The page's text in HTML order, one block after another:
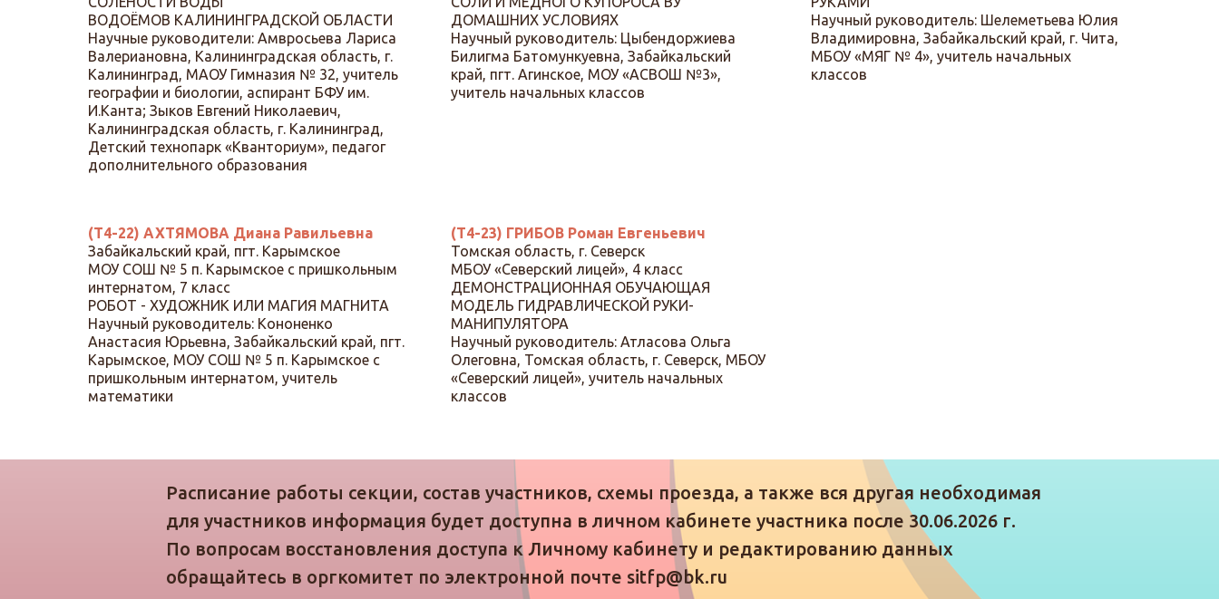
ВОДОЁМОВ КАЛИНИНГРАДСКОЙ ОБЛАСТИ
Научные руководители: Амвросьева Лариса
Валериановна, Калининградская область, г.
Калининград, МАОУ Гимназия № 32, учитель
географии и биологии, аспирант БФУ им.
И.Канта; Зыков Евгений Николаевич,
Калининградская область, г. Калининград,
Детский технопарк «Кванториум», педагог
дополнительного образования
ДОМАШНИХ УСЛОВИЯХ
Научный руководитель: Цыбендоржиева
Билигма Батомункуевна, Забайкальский
край, пгт. Агинское, МОУ «АСВОШ №3»,
учитель начальных классов
Научный руководитель: Шелеметьева Юлия
Владимировна, Забайкальский край, г. Чита,
МБОУ «МЯГ № 4», учитель начальных
классов
(Т4-22) АХТЯМОВА Диана Равильевна
Забайкальский край, пгт. Карымское
МОУ СОШ № 5 п. Карымское с пришкольным
интернатом, 7 класс
РОБОТ - ХУДОЖНИК ИЛИ МАГИЯ МАГНИТА
Научный руководитель: Кононенко
Анастасия Юрьевна, Забайкальский край, пгт.
Карымское, МОУ СОШ № 5 п. Карымское с
пришкольным интернатом, учитель
математики
(Т4-23) ГРИБОВ Роман Евгеньевич
Томская область, г. Северск
МБОУ «Северский лицей», 4 класс
ДЕМОНСТРАЦИОННАЯ ОБУЧАЮЩАЯ
МОДЕЛЬ ГИДРАВЛИЧЕСКОЙ РУКИ-
МАНИПУЛЯТОРА
Научный руководитель: Атласова Ольга
Олеговна, Томская область, г. Северск, МБОУ
«Северский лицей», учитель начальных
классов
Расписание работы секции, состав участников, схемы проезда, а также вся другая необходимая
для участников информация будет доступна в личном кабинете участника после 30.06.2026 г.
По вопросам восстановления доступа к Личному кабинету и редактированию данных
обращайтесь в оргкомитет по электронной почте sitfp@bk.ru